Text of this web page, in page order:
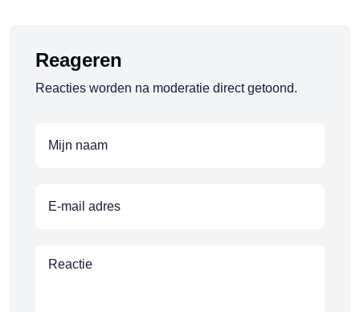
Reageren
Reacties worden na moderatie direct getoond.